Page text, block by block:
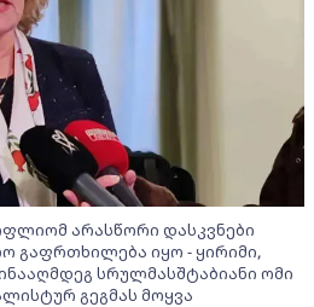
არასწორი დასკვნები
გაფრთხილება იყო - ყირიმი,
სრულმასშტაბიანი ომი
გეგმას მოყვა